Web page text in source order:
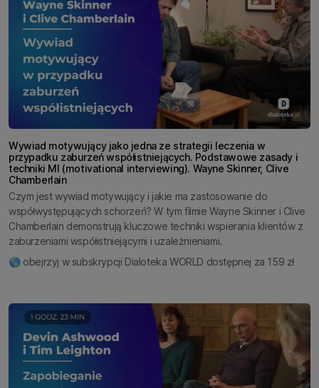
Wywiad motywujący jako jedna ze strategii leczenia w
przypadku zaburzeń współistniejących. Podstawowe zasady i
techniki MI (motivational interviewing). Wayne Skinner, Clive
Chamberlain
Czym jest wywiad motywujący i jakie ma zastosowanie do
współwystępujących schorzeń? W tym filmie Wayne Skinner i Clive
Chamberlain demonstrują kluczowe techniki wspierania klientów z
zaburzeniami współistniejącymi i uzależnieniami.
🌎 obejrzyj w subskrypcji Dialoteka WORLD dostępnej za 159 zł